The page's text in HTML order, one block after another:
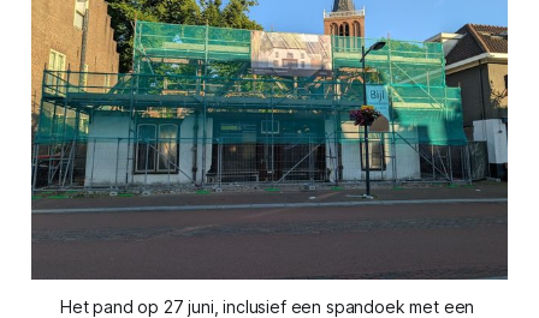
Het pand op 27 juni, inclusief een spandoek met een